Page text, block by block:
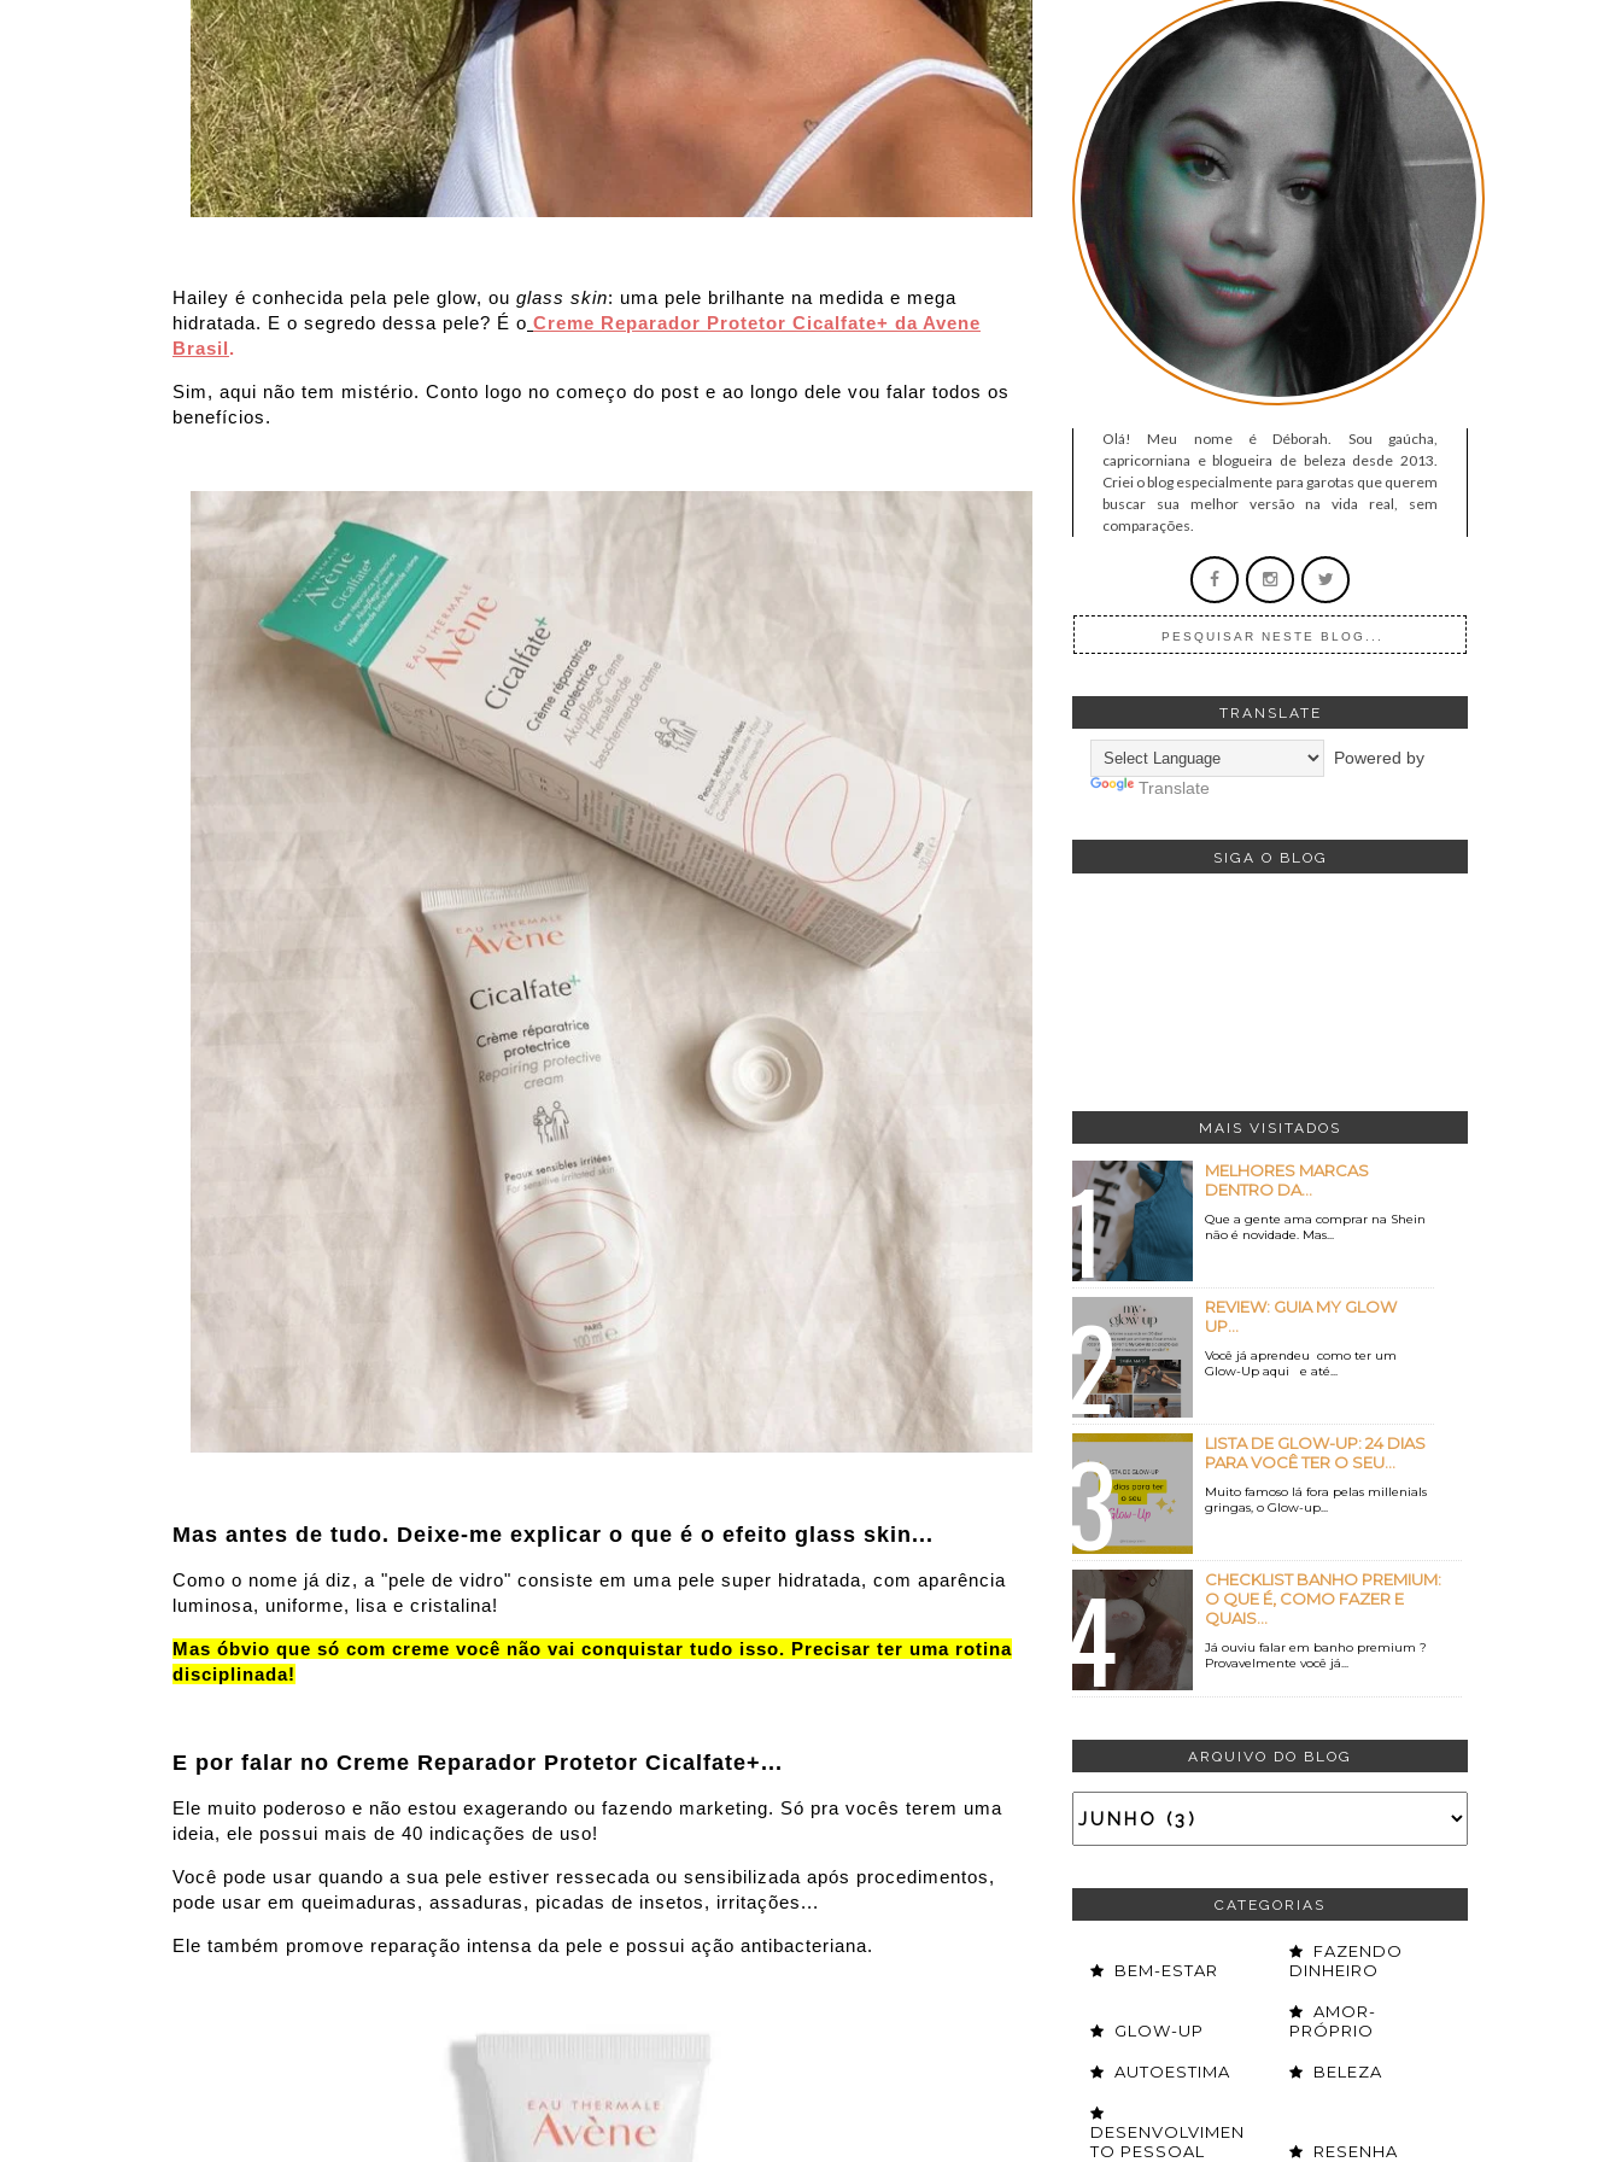
Hailey é conhecida pela pele glow, ou glass skin: uma pele brilhante na medida e mega
hidratada. E o segredo dessa pele? É o Creme Reparador Protetor Cicalfate+ da Avene
Brasil.
Sim, aqui não tem mistério. Conto logo no começo do post e ao longo dele vou falar todos os
benefícios.
Mas antes de tudo. Deixe-me explicar o que é o efeito glass skin...
Como o nome já diz, a "pele de vidro" consiste em uma pele super hidratada, com aparência
luminosa, uniforme, lisa e cristalina!
Mas óbvio que só com creme você não vai conquistar tudo isso. Precisar ter uma rotina
disciplinada!
E por falar no Creme Reparador Protetor Cicalfate+...
Ele muito poderoso e não estou exagerando ou fazendo marketing. Só pra vocês terem uma
ideia, ele possui mais de 40 indicações de uso!
Você pode usar quando a sua pele estiver ressecada ou sensibilizada após procedimentos,
pode usar em queimaduras, assaduras, picadas de insetos, irritações...
Ele também promove reparação intensa da pele e possui ação antibacteriana.
Olá! Meu nome é Déborah. Sou gaúcha,
capricorniana e blogueira de beleza desde 2013.
Criei o blog especialmente para garotas que querem
buscar sua melhor versão na vida real, sem
comparações.
TRANSLATE
Powered by
Translate
SIGA O BLOG
MAIS VISITADOS
MELHORES MARCAS
DENTRO DA...
Que a gente ama comprar na Shein
não é novidade. Mas...
REVIEW: GUIA MY GLOW
UP...
Você já aprendeu como ter um
Glow-Up aqui e até...
LISTA DE GLOW-UP: 24 DIAS
PARA VOCÊ TER O SEU...
Muito famoso lá fora pelas millenials
gringas, o Glow-up...
CHECKLIST BANHO PREMIUM:
O QUE É, COMO FAZER E
QUAIS...
Já ouviu falar em banho premium ?
Provavelmente você já...
ARQUIVO DO BLOG
CATEGORIAS
BEM-ESTAR
FAZENDO
DINHEIRO
GLOW-UP
AMOR-
PRÓPRIO
AUTOESTIMA BELEZA
DESENVOLVIMEN
TO PESSOAL
RESENHA